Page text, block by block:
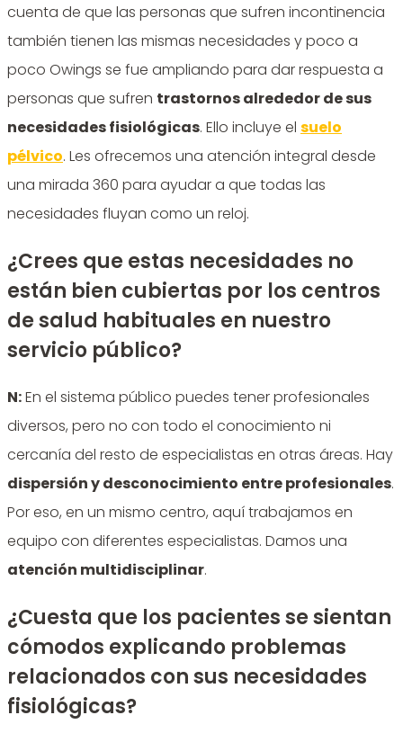
cuenta de que las personas que sufren incontinencia
también tienen las mismas necesidades y poco a
poco Owings se fue ampliando para dar respuesta a
personas que sufren trastornos alrededor de sus
necesidades fisiológicas. Ello incluye el suelo
pélvico. Les ofrecemos una atención integral desde
una mirada 360 para ayudar a que todas las
necesidades fluyan como un reloj.
¿Crees que estas necesidades no
están bien cubiertas por los centros
de salud habituales en nuestro
servicio público?
N:En el sistema público puedes tener profesionales
diversos, pero no con todo el conocimiento ni
cercanía del resto de especialistas en otras áreas. Hay
dispersión y desconocimiento entre profesionales.
Por eso, en un mismo centro, aquí trabajamos en
equipo con diferentes especialistas. Damos una
atención multidisciplinar.
¿Cuesta que los pacientes se sientan
cómodos explicando problemas
relacionados con sus necesidades
fisiológicas?